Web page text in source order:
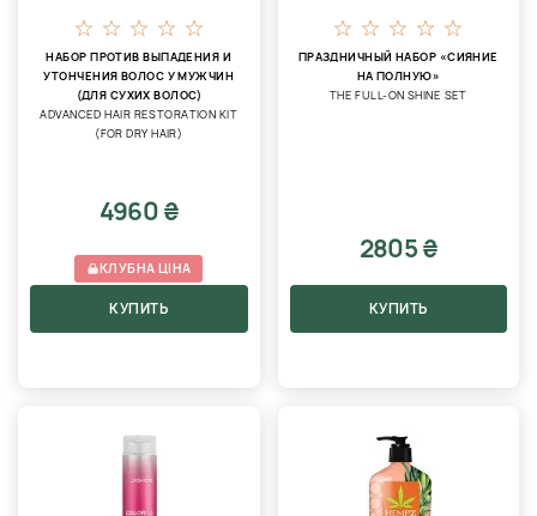
НАБОР ПРОТИВ ВЫПАДЕНИЯ И
УТОНЧЕНИЯ ВОЛОС У МУЖЧИН
(ДЛЯ СУХИХ ВОЛОС)
ADVANCED HAIR RESTORATION KIT
(FOR DRY HAIR)
4960 ₴
КЛУБНА ЦІНА
КУПИТЬ
ПРАЗДНИЧНЫЙ НАБОР «СИЯНИЕ
НА ПОЛНУЮ»
THE FULL-ON SHINE SET
2805 ₴
КУПИТЬ